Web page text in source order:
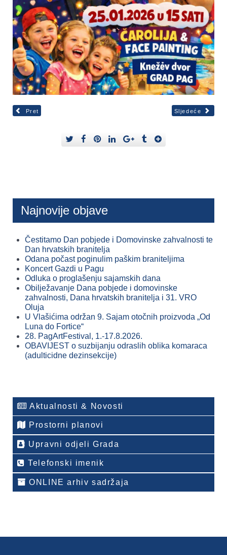
Pret Sljedeće
Najnovije objave
Čestitamo Dan pobjede i Domovinske zahvalnosti te
Dan hrvatskih branitelja
Odana počast poginulim paškim braniteljima
Koncert Gazdi u Pagu
Odluka o proglašenju sajamskih dana
Obilježavanje Dana pobjede i domovinske
zahvalnosti, Dana hrvatskih branitelja i 31. VRO
Oluja
U Vlašićima održan 9. Sajam otočnih proizvoda „Od
Luna do Fortice“
28. PagArtFestival, 1.-17.8.2026.
OBAVIJEST o suzbijanju odraslih oblika komaraca
(adulticidne dezinsekcije)
Aktualnosti & Novosti
Prostorni planovi
Upravni odjeli Grada
Telefonski imenik
ONLINE arhiv sadržaja